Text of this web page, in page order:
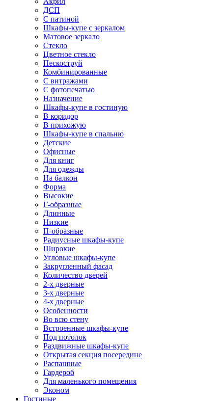
ДСП
С патиной
Шкафы-купе с зеркалом
Матовое зеркало
Стекло
Цветное стекло
Пескоструй
Комбинированные
С витражами
С фотопечатью
Назначение
Шкафы-купе в гостиную
В коридор
В прихожую
Шкафы-купе в спальню
Детские
Офисные
Для книг
Для одежды
На балкон
Форма
Высокие
Г-образные
Длинные
Низкие
П-образные
Радиусные шкафы-купе
Широкие
Угловые шкафы-купе
Закругленный фасад
Количество дверей
2-х дверные
3-х дверные
4-х дверные
Особенности
Во всю стену
Встроенные шкафы-купе
Под потолок
Раздвижные шкафы-купе
Открытая секция посередине
Распашные
Гардероб
Для маленького помещения
Эконом
Гостиные